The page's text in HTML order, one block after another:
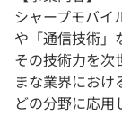
シャープモバイ
や「通信技術」
その技術力を次
まな業界におけ
どの分野に応用